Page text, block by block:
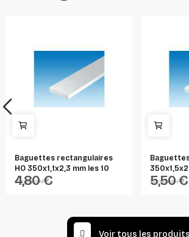
Baguettes rectangulaires
HO 350x1,1x2,3 mm les 10
EVERGREEN
4,80 € EVERGREEN
5,50 €
Voir tous les produits